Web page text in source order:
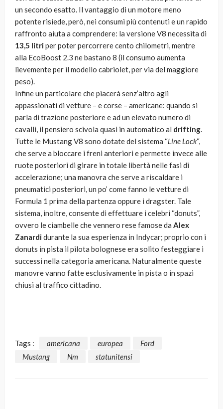
un secondo esatto. Il vantaggio di un motore meno
potente risiede, però, nei consumi più contenuti e un rapido
raffronto aiuta a comprendere: la versione V8 necessita di
13,5 litriper poter percorrere cento chilometri, mentre
alla EcoBoost 2.3 ne bastano 8 (il consumo aumenta
lievemente per il modello cabriolet, per via del maggiore
peso).
Infine un particolare che piacerà senz’altro agli
appassionati di vetture – e corse – americane: quando si
parla di trazione posteriore e ad un elevato numero di
cavalli, il pensiero scivola quasi in automatico al drifting.
Tutte le Mustang V8 sono dotate del sistema “Line Lock“,
che serve a bloccare i freni anteriori e permette invece alle
ruote posteriori di girare in totale libertà nelle fasi di
accelerazione; una manovra che serve a riscaldare i
pneumatici posteriori, un po’ come fanno le vetture di
Formula 1 prima della partenza oppure i dragster. Tale
sistema, inoltre, consente di effettuare i celebri “donuts”,
ovvero le ciambelle che vennero rese famose da Alex
Zanardidurante la sua esperienza in Indycar; proprio con i
donuts in pista il pilota bolognese era solito festeggiare i
successi nella categoria americana. Naturalmente queste
manovre vanno fatte esclusivamente in pista o in spazi
chiusi al traffico cittadino.
Tags : americana europea
Ford
Mustang
Nm statunitensi